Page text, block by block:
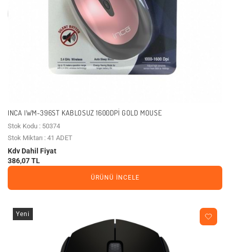
INCA IWM-396ST KABLOSUZ 1600DPI GOLD MOUSE
Stok Kodu : 50374
Stok Miktarı : 41 ADET
Kdv Dahil Fiyat
386,07 TL
ÜRÜNÜ İNCELE
Yeni